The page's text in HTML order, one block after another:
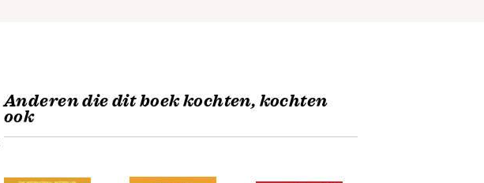
Anderen die dit boek kochten, kochten
ook